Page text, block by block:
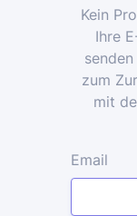
Kein
Ihre
zum
mit
Email